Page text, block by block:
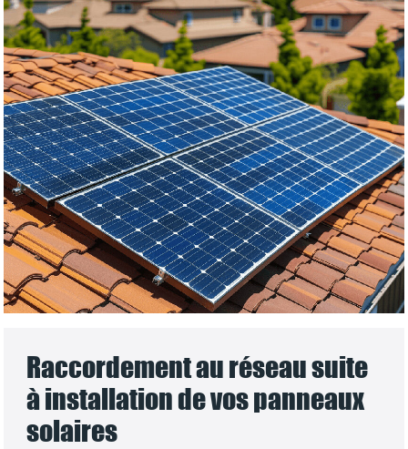
Raccordement au réseau suite
à installation de vos panneaux
solaires